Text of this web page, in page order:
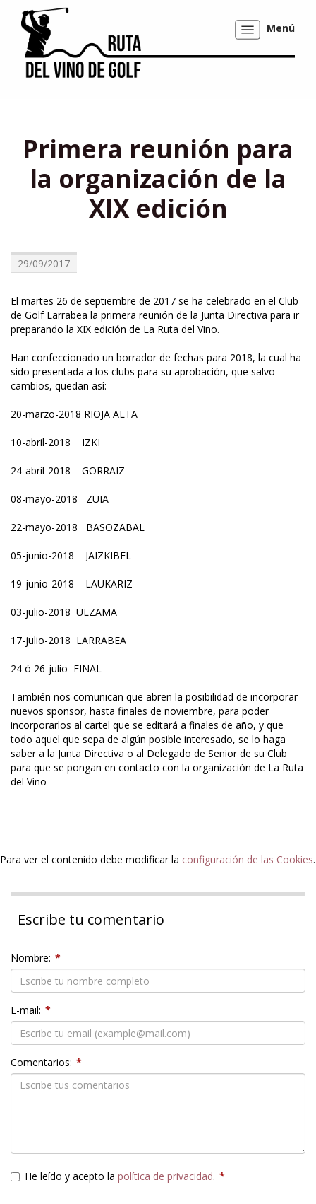
Mostrar/ocultar
navegación
Menú
Primera reunión para
la organización de la
XIX edición
29/09/2017
El martes 26 de septiembre de 2017 se ha celebrado en el Club
de Golf Larrabea la primera reunión de la Junta Directiva para ir
preparando la XIX edición de La Ruta del Vino.
Han confeccionado un borrador de fechas para 2018, la cual ha
sido presentada a los clubs para su aprobación, que salvo
cambios, quedan así:
20-marzo-2018 RIOJA ALTA
10-abril-2018 IZKI
24-abril-2018 GORRAIZ
08-mayo-2018 ZUIA
22-mayo-2018 BASOZABAL
05-junio-2018 JAIZKIBEL
19-junio-2018 LAUKARIZ
03-julio-2018 ULZAMA
17-julio-2018 LARRABEA
24 ó 26-julio FINAL
También nos comunican que abren la posibilidad de incorporar
nuevos sponsor, hasta finales de noviembre, para poder
incorporarlos al cartel que se editará a finales de año, y que
todo aquel que sepa de algún posible interesado, se lo haga
saber a la Junta Directiva o al Delegado de Senior de su Club
para que se pongan en contacto con la organización de La Ruta
del Vino
Para ver el contenido debe modificar la configuración de las Cookies.
Escribe tu comentario
Nombre: *
E-mail: *
Comentarios: *
He leído y acepto la política de privacidad. *